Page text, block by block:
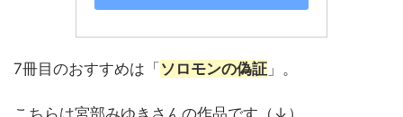
7冊目のおすすめは「 ソロモンの偽証 」。